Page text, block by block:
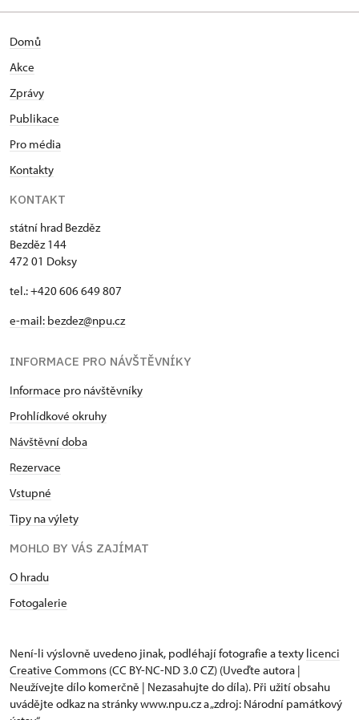
Domů
Akce
Zprávy
Publikace
Pro média
Kontakty
KONTAKT
státní hrad Bezděz
Bezděz 144
472 01 Doksy
tel.: +420 606 649 807
e-mail: bezdez@npu.cz
INFORMACE PRO NÁVŠTĚVNÍKY
Informace pro návštěvníky
Prohlídkové okruhy
Návštěvní doba
Rezervace
Vstupné
Tipy na výlety
MOHLO BY VÁS ZAJÍMAT
O hradu
Fotogalerie
Není-li výslovně uvedeno jinak, podléhají fotografie a texty licenci
Creative Commons (CC BY-NC-ND 3.0 CZ) (Uveďte autora |
Neužívejte dílo komerčně | Nezasahujte do díla). Při užití obsahu
uvádějte odkaz na stránky www.npu.cz a „zdroj: Národní památkový